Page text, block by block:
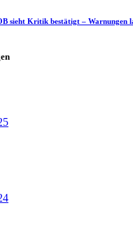
sieht Kritik bestätigt – Warnungen